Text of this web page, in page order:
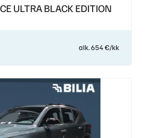
ULTRA BLACK EDITION
alk. 654 €/kk